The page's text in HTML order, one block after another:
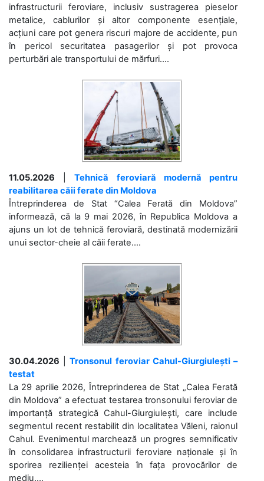
infrastructurii feroviare, inclusiv sustragerea pieselor
metalice, cablurilor și altor componente esențiale,
acțiuni care pot genera riscuri majore de accidente, pun
în pericol securitatea pasagerilor și pot provoca
perturbări ale transportului de mărfuri....
11.05.2026 |Tehnică feroviară modernă pentru
reabilitarea căii ferate din Moldova
Întreprinderea de Stat “Calea Ferată din Moldova”
informează, că la 9 mai 2026, în Republica Moldova a
ajuns un lot de tehnică feroviară, destinată modernizării
unui sector-cheie al căii ferate....
30.04.2026 |Tronsonul feroviar Cahul-Giurgiulești –
testat
La 29 aprilie 2026, Întreprinderea de Stat „Calea Ferată
din Moldova” a efectuat testarea tronsonului feroviar de
importanță strategică Cahul-Giurgiulești, care include
segmentul recent restabilit din localitatea Văleni, raionul
Cahul. Evenimentul marchează un progres semnificativ
în consolidarea infrastructurii feroviare naționale și în
sporirea rezilienței acesteia în fața provocărilor de
mediu....